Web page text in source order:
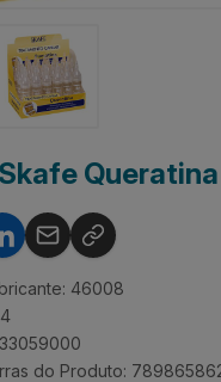
46008
do Produto: